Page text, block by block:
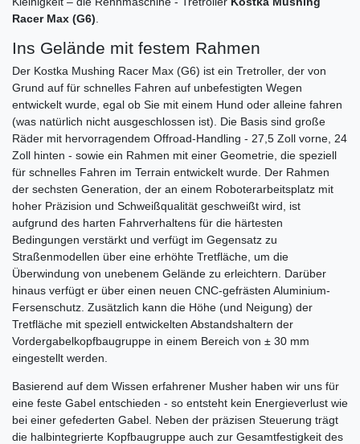
Racer Max (G6)
Ins Gelände mit festem Rahmen
Der Kostka Mushing Racer Max (G6) ist ein Tretroller, der von
Grund auf für schnelles Fahren auf unbefestigten Wegen
entwickelt wurde, egal ob Sie mit einem Hund oder alleine fahren
(was natürlich nicht ausgeschlossen ist). Die Basis sind große
Räder mit hervorragendem Offroad-Handling - 27,5 Zoll vorne, 24
Zoll hinten - sowie ein Rahmen mit einer Geometrie, die speziell
für schnelles Fahren im Terrain entwickelt wurde. Der Rahmen
der sechsten Generation, der an einem Roboterarbeitsplatz mit
hoher Präzision und Schweißqualität geschweißt wird, ist
aufgrund des harten Fahrverhaltens für die härtesten
Bedingungen verstärkt und verfügt im Gegensatz zu
Straßenmodellen über eine erhöhte Tretfläche, um die
Überwindung von unebenem Gelände zu erleichtern. Darüber
hinaus verfügt er über einen neuen CNC-gefrästen Aluminium-
Fersenschutz. Zusätzlich kann die Höhe (und Neigung) der
Tretfläche mit speziell entwickelten Abstandshaltern der
Vordergabelkopfbaugruppe in einem Bereich von ± 30 mm
eingestellt werden.
Basierend auf dem Wissen erfahrener Musher haben wir uns für
eine feste Gabel entschieden - so entsteht kein Energieverlust wie
bei einer gefederten Gabel. Neben der präzisen Steuerung trägt
die halbintegrierte Kopfbaugruppe auch zur Gesamtfestigkeit des